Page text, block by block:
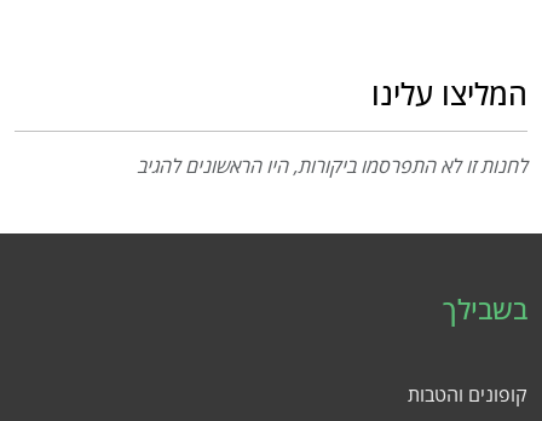
המליצו עלינו
לחנות זו לא התפרסמו ביקורות, היו הראשונים להגיב
בשבילך
קופונים והטבות